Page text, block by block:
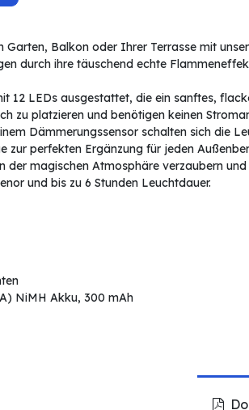
Garten, Balkon oder Ihrer Terrasse mit
durch ihre täuschend echte
12 LEDs ausgestattet, die ein sanftes,
zu platzieren und benötigen keinen
Dämmerungssensor schalten sich die
zur perfekten Ergänzung für jeden
der magischen Atmosphäre verzaubern
und bis zu 6 Stunden Leuchtdauer.
NiMH Akku, 300 mAh